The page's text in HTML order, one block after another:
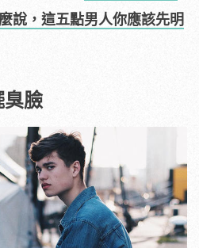
說，這五點男人你應該先明
臭臉